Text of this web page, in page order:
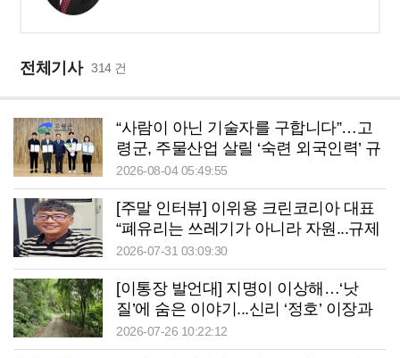
전체기사 314 건
“사람이 아닌 기술자를 구합니다”…고
령군, 주물산업 살릴 ‘숙련 외국인력’ 규
제혁신 제안 주목
2026-08-04 05:49:55
[주말 인터뷰] 이위용 크린코리아 대표
“폐유리는 쓰레기가 아니라 자원...규제
보다 순환경제 가치 인정받는 환경 만들
어야”
2026-07-31 03:09:30
[이통장 발언대] 지명이 이상해…‘낫
질’에 숨은 이야기...신리 ‘정호’ 이장과
함께한 낫질탐방
2026-07-26 10:22:12